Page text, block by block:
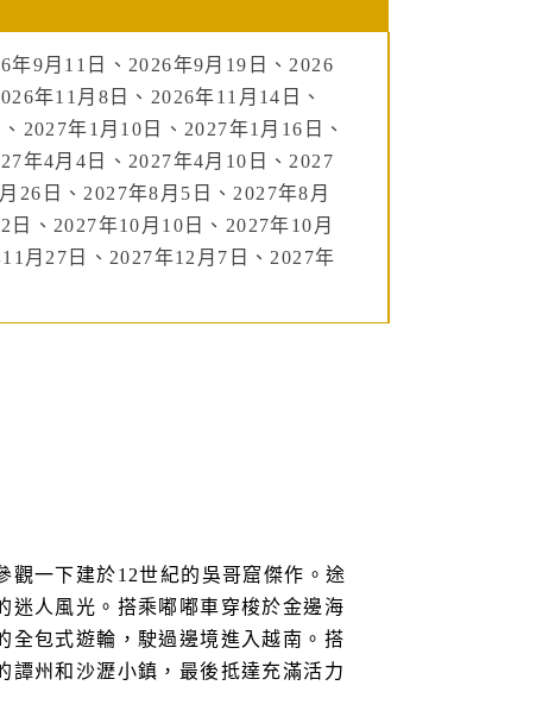
9月11日、2026年9月19日、2026
年11月8日、2026年11月14日、
2027年1月10日、2027年1月16日、
年4月4日、2027年4月10日、2027
26日、2027年8月5日、2027年8月
、2027年10月10日、2027年10月
月27日、2027年12月7日、2027年
觀一下建於12世紀的吳哥窟傑作。途
迷人風光。搭乘嘟嘟車穿梭於金邊海
全包式遊輪，駛過邊境進入越南。搭
譚州和沙瀝小鎮，最後抵達充滿活力